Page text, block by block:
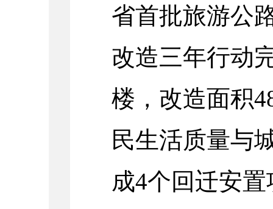
省首批旅游公
改造三年行动
楼，改造面积
民生活质量与
成4个回迁安